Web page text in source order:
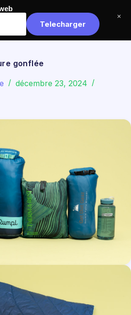
gonflée
décembre 23, 2024
Telecharger
×